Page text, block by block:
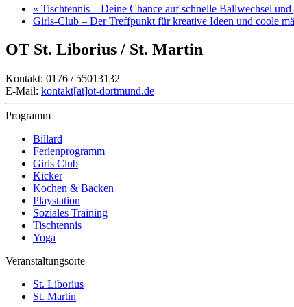
« Tischtennis – Deine Chance auf schnelle Ballwechsel
Girls-Club – Der Treffpunkt für kreative Ideen und coole
OT St. Liborius / St. Martin
Kontakt: 0176 / 55013132
E-Mail: kontakt[at]ot-dortmund.de
Programm
Billard
Ferienprogramm
Girls Club
Kicker
Kochen & Backen
Playstation
Soziales Training
Tischtennis
Yoga
Veranstaltungsorte
St. Liborius
St. Martin